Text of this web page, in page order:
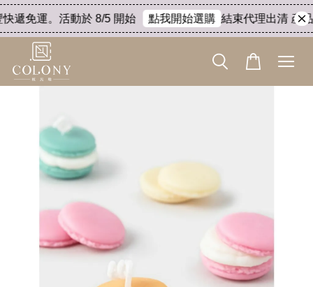
遞免運。活動於 8/5 開始 點我開始選購 結束代理出清 產